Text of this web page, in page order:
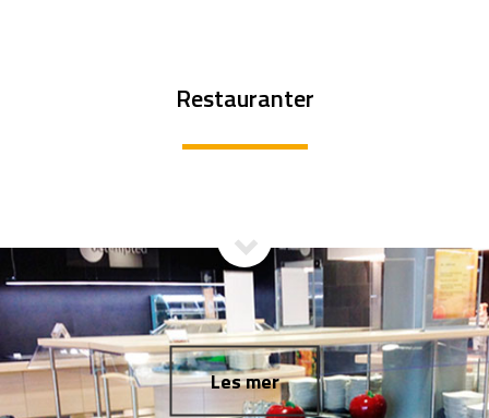
Restauranter
Les mer